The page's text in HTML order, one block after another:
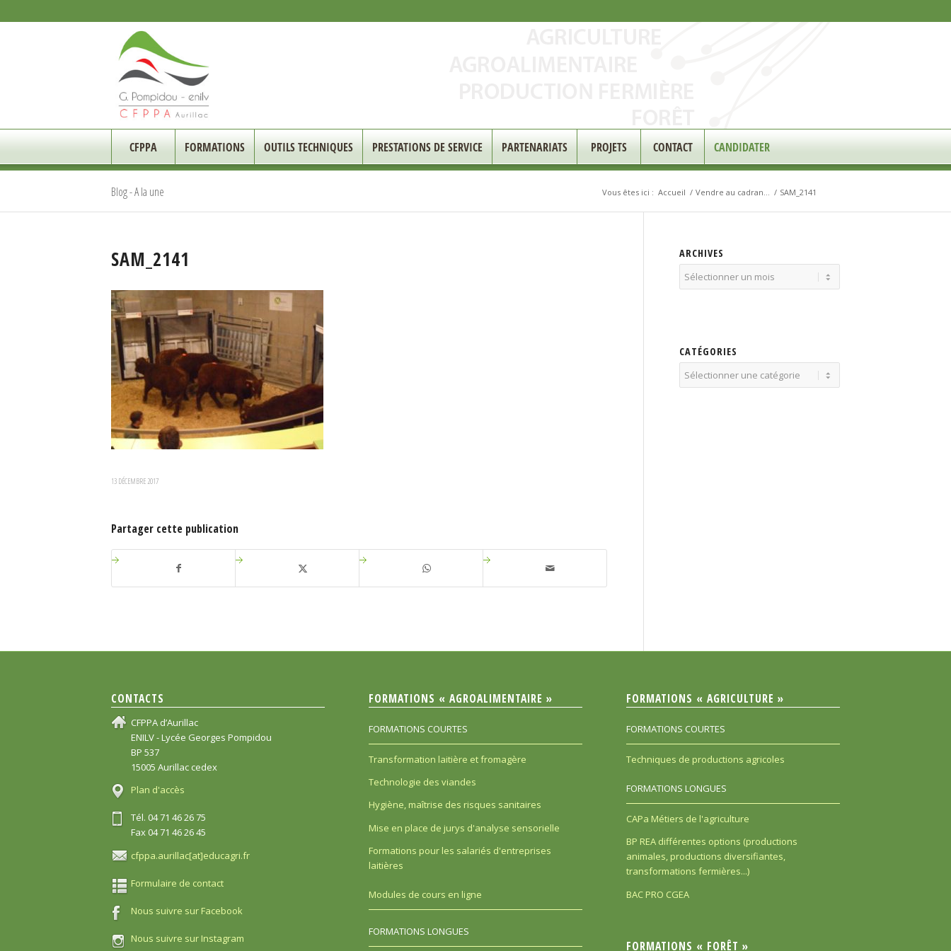
CFPPA FORMATIONS OUTILS TECHNIQUES PRESTATIONS DE SERVICE PARTENARIATS PROJETS CONTACT CANDIDATER
Blog - A la une Vous êtes ici : Accueil / Vendre au cadran… / SAM_2141
SAM_2141
13 DÉCEMBRE 2017
Partager cette publication
ARCHIVES
CATÉGORIES
Catégories
CONTACTS
CFPPA d’Aurillac
ENILV - Lycée Georges Pompidou
BP 537
15005 Aurillac cedex
Plan d'accès
Tél. 04 71 46 26 75
Fax 04 71 46 26 45
cfppa.aurillac[at]educagri.fr
Formulaire de contact
Nous suivre sur Facebook
Nous suivre sur Instagram
FORMATIONS « AGROALIMENTAIRE »
FORMATIONS COURTES
Transformation laitière et fromagère
Technologie des viandes
Hygiène, maîtrise des risques sanitaires
Mise en place de jurys d'analyse sensorielle
Formations pour les salariés d'entreprises
laitières
Modules de cours en ligne
FORMATIONS LONGUES
FORMATIONS « AGRICULTURE »
FORMATIONS COURTES
Techniques de productions agricoles
FORMATIONS LONGUES
CAPa Métiers de l'agriculture
BP REA différentes options (productions
animales, productions diversifiantes,
transformations fermières...)
BAC PRO CGEA
FORMATIONS « FORÊT »